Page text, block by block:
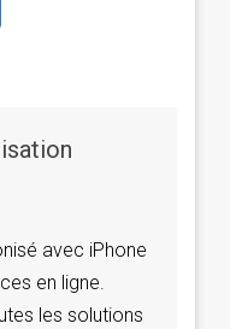
avec iPhone
en ligne.
les solutions